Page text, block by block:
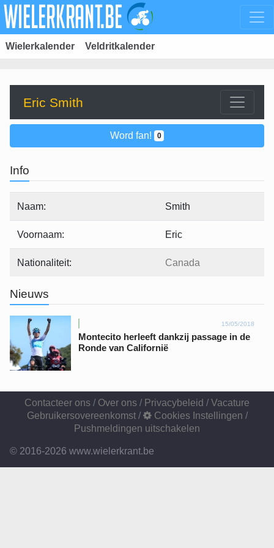
Wielerkalender Veldritkalender
Eric Smith
Word fan! 0
Info
Naam: Smith
Voornaam: Eric
Nationaliteit: Canada
Nieuws
15/05/2018
Montecito herleeft dankzij passage in de
Ronde van Californië
Contacteer ons / Over ons / Privacybeleid / Vacature
Gebruikersovereenkomst/ Cookies Instellingen /
Pushmeldingen uitschakelen
© 2016-2026 www.wielerkrant.be